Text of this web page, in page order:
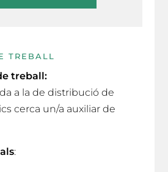
TREBALL
treball:
a la de distribució de
cerca un/a auxiliar de
: